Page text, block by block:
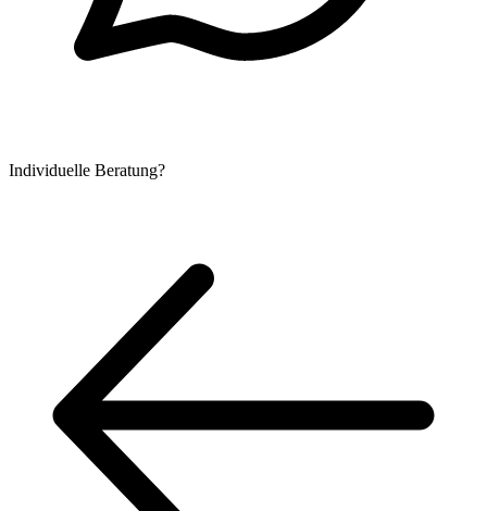
Individuelle Beratung?